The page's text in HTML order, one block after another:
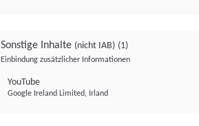
Sonstige Inhalte (nicht IAB) (1)
Einbindung zusätzlicher Informationen
YouTube
Google Ireland Limited, Irland